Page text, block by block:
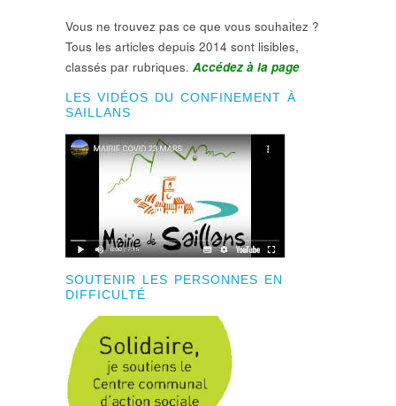
Vous ne trouvez pas ce que vous souhaitez ?
Tous les articles depuis 2014 sont lisibles,
classés par rubriques. Accédez à la page
LES VIDÉOS DU CONFINEMENT À
SAILLANS
SOUTENIR LES PERSONNES EN
DIFFICULTÉ